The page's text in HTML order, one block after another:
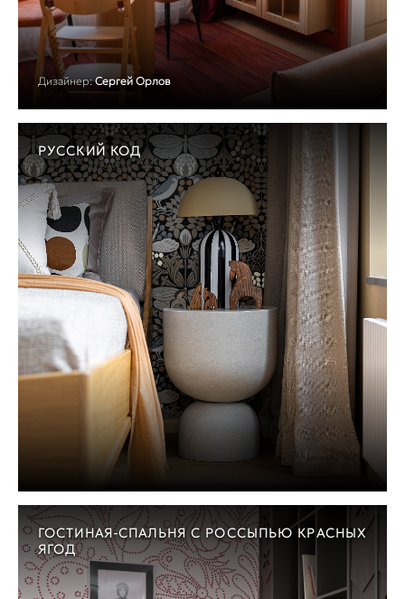
Дизайнер: Сергей Орлов
РУССКИЙ КОД
ГОСТИНАЯ-СПАЛЬНЯ С РОССЫПЬЮ КРАСНЫХ
ЯГОД